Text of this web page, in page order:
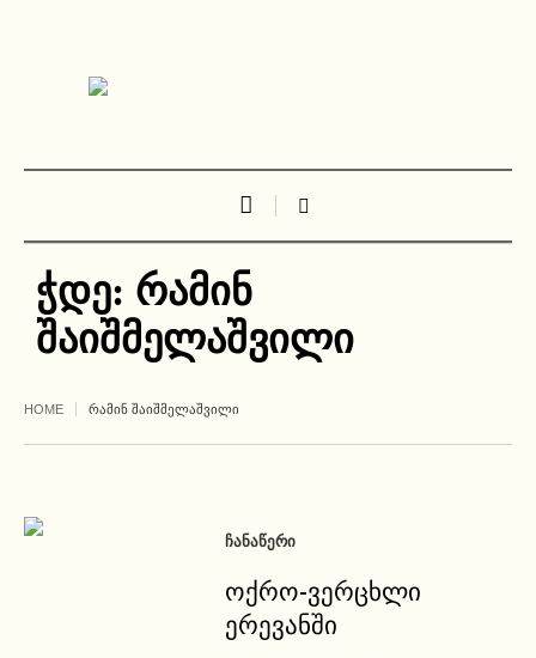
ჭდე: რამინ
შაიშმელაშვილი
HOME ᲠᲐᲛᲘᲜ ᲨᲐᲘᲨᲛᲔᲚᲐᲨᲕᲘᲚᲘ
ᲩᲐᲜᲐᲬᲔᲠᲘ
ოქრო-ვერცხლი
ერევანში